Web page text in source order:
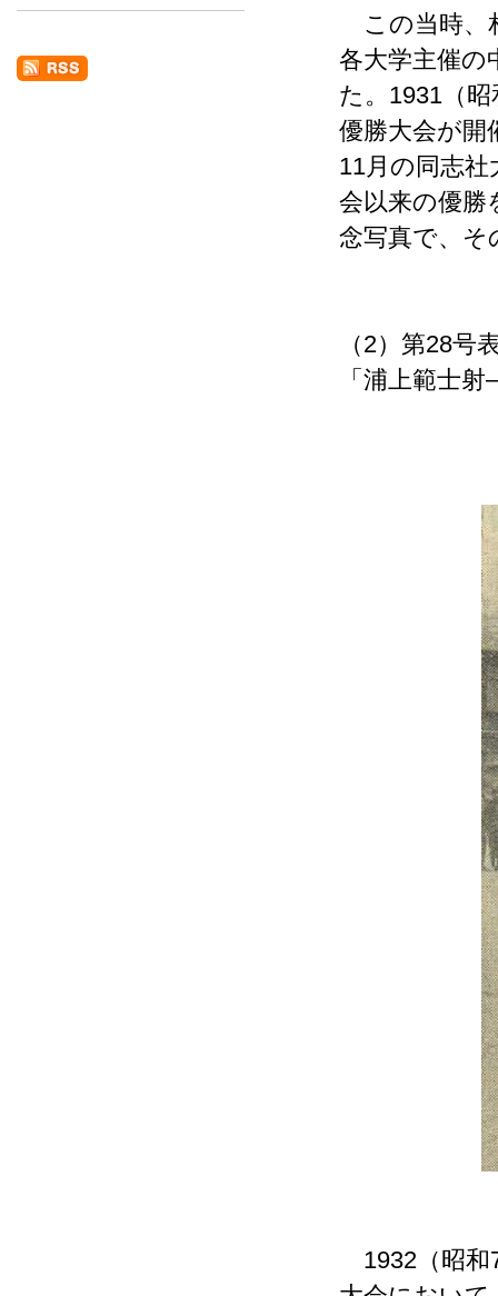
この当時、
各大学主催の
た。1931（
優勝大会が開
11月の同志
会以来の優勝
念写真で、そ
（2）第28
「浦上範士
1932（昭和
れ」